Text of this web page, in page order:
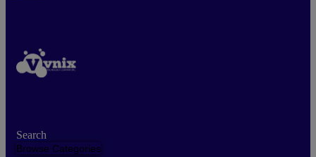
Search
Browse Categories